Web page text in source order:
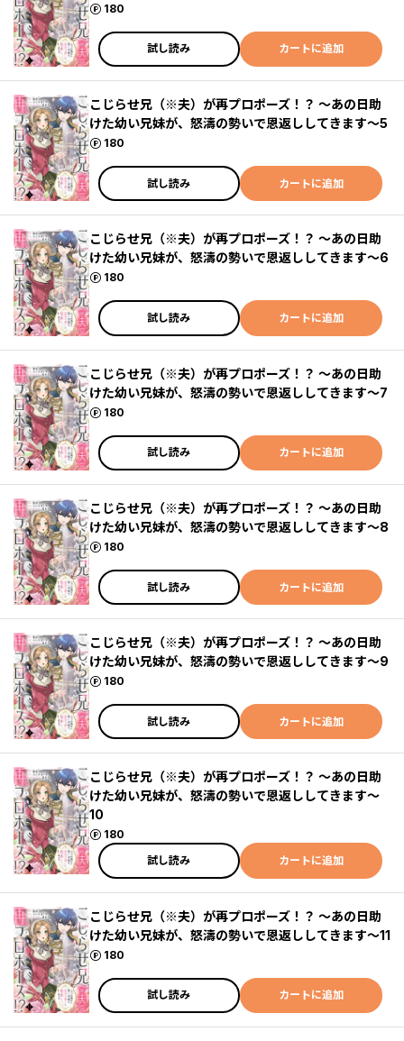
180
ポイント
試し読み カートに追加
こじらせ兄（※夫）が再プロポーズ！？ ～あの日助
けた幼い兄妹が、怒濤の勢いで恩返ししてきます～5
180
ポイント
試し読み カートに追加
こじらせ兄（※夫）が再プロポーズ！？ ～あの日助
けた幼い兄妹が、怒濤の勢いで恩返ししてきます～6
180
ポイント
試し読み カートに追加
こじらせ兄（※夫）が再プロポーズ！？ ～あの日助
けた幼い兄妹が、怒濤の勢いで恩返ししてきます～7
180
ポイント
試し読み カートに追加
こじらせ兄（※夫）が再プロポーズ！？ ～あの日助
けた幼い兄妹が、怒濤の勢いで恩返ししてきます～8
180
ポイント
試し読み カートに追加
こじらせ兄（※夫）が再プロポーズ！？ ～あの日助
けた幼い兄妹が、怒濤の勢いで恩返ししてきます～9
180
ポイント
試し読み カートに追加
こじらせ兄（※夫）が再プロポーズ！？ ～あの日助
けた幼い兄妹が、怒濤の勢いで恩返ししてきます～
10
180
ポイント
試し読み
カートに追加
こじらせ兄（※夫）が再プロポーズ！？ ～あの日助
けた幼い兄妹が、怒濤の勢いで恩返ししてきます～11
180
ポイント
試し読み カートに追加